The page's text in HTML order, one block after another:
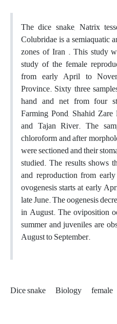
The dice snake, Natrix
Colubridae is a semiaquatic
zones of Iran . This study
study of the female
from early April to
Province. Sixty three
hand and net from four
Farming Pond, Shahid Zare
and Tajan River. The
chloroform and after
were sectioned and their
studied. The results shows
and reproduction from
ovogenesis starts at early
late June. The oogenesis
in August. The oviposition
summer and juveniles are
August to September.
Dice snake Biology female